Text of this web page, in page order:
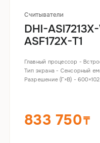
Считыватели
DHI-ASI7213X-
ASF172X-T1
Главный процессор -
Тип экрана - Сенсорный
Разрешение (Г×В) -
833 750